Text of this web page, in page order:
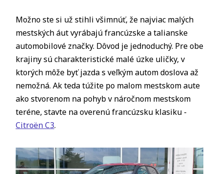
Možno ste si už stihli všimnúť, že najviac malých
mestských áut vyrábajú francúzske a talianske
automobilové značky. Dôvod je jednoduchý. Pre obe
krajiny sú charakteristické malé úzke uličky, v
ktorých môže byť jazda s veľkým autom doslova až
nemožná. Ak teda túžite po malom mestskom aute
ako stvorenom na pohyb v náročnom mestskom
teréne, stavte na overenú francúzsku klasiku -
Citroën C3.